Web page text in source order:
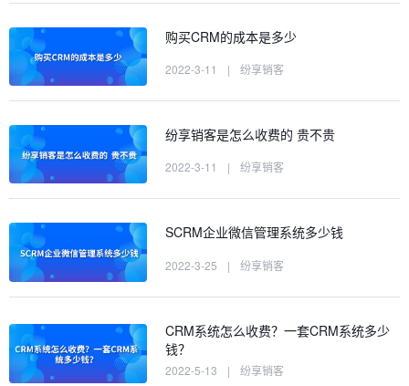
购买CRM的成本是多少
2022-3-11 | 纷享销客
纷享销客是怎么收费的 贵不贵
2022-3-11 | 纷享销客
SCRM企业微信管理系统多少钱
2022-3-25 | 纷享销客
CRM系统怎么收费？一套CRM系统多少
钱？
2022-5-13 | 纷享销客